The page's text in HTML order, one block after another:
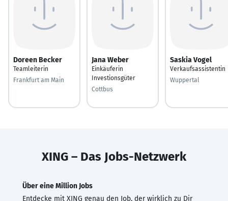
Doreen Becker
Teamleiterin
Frankfurt am Main
Jana Weber
Einkäuferin
Investionsgüter
Cottbus
Saskia Vogel
Verkaufsassistentin
Wuppertal
XING – Das Jobs-Netzwerk
Über eine Million Jobs
Entdecke mit XING genau den Job, der wirklich zu Dir